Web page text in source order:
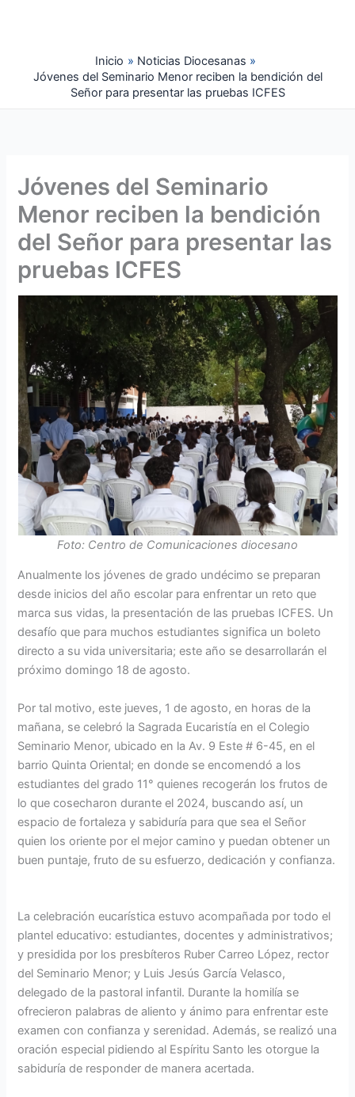
Inicio
Noticias Diocesanas
Jóvenes del Seminario Menor reciben la bendición del
Señor para presentar las pruebas ICFES
Jóvenes del Seminario
Menor reciben la bendición
del Señor para presentar las
pruebas ICFES
Foto: Centro de Comunicaciones diocesano
Anualmente los jóvenes de grado undécimo se preparan
desde inicios del año escolar para enfrentar un reto que
marca sus vidas, la presentación de las pruebas ICFES. Un
desafío que para muchos estudiantes significa un boleto
directo a su vida universitaria; este año se desarrollarán el
próximo domingo 18 de agosto.
Por tal motivo, este jueves, 1 de agosto, en horas de la
mañana, se celebró la Sagrada Eucaristía en el Colegio
Seminario Menor, ubicado en la Av. 9 Este # 6-45, en el
barrio Quinta Oriental; en donde se encomendó a los
estudiantes del grado 11° quienes recogerán los frutos de
lo que cosecharon durante el 2024, buscando así, un
espacio de fortaleza y sabiduría para que sea el Señor
quien los oriente por el mejor camino y puedan obtener un
buen puntaje, fruto de su esfuerzo, dedicación y confianza.
La celebración eucarística estuvo acompañada por todo el
plantel educativo: estudiantes, docentes y administrativos;
y presidida por los presbíteros Ruber Carreo López, rector
del Seminario Menor; y Luis Jesús García Velasco,
delegado de la pastoral infantil. Durante la homilía se
ofrecieron palabras de aliento y ánimo para enfrentar este
examen con confianza y serenidad. Además, se realizó una
oración especial pidiendo al Espíritu Santo les otorgue la
sabiduría de responder de manera acertada.